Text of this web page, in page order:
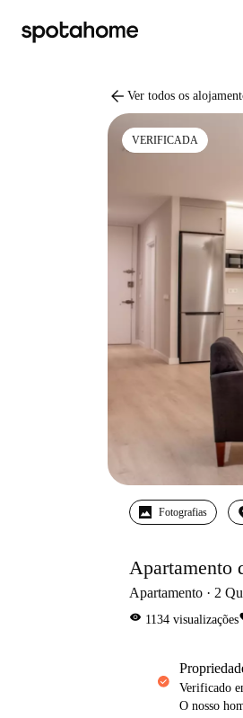
arrow_back Ver todos os
VERIFICADA
Fotografias
Apartamento
Apartamento 2
visibility 1134 visualizações
Verificado
O nosso